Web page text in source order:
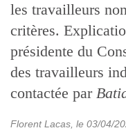
les travailleurs
critères.
présidente du
des travailleurs
contactée par
Florent Lacas , le 03/04/